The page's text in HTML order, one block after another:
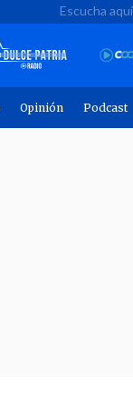
Escucha
Opinión Podcast